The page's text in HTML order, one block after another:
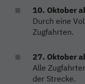
10. Oktober
Durch eine
Zugfahrten.
27. Oktober
Alle
der Strecke.